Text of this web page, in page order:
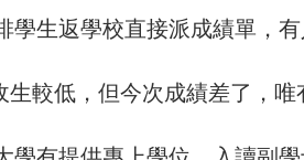
生返學校直接派成績單，有
較低，但今次成績差了，唯